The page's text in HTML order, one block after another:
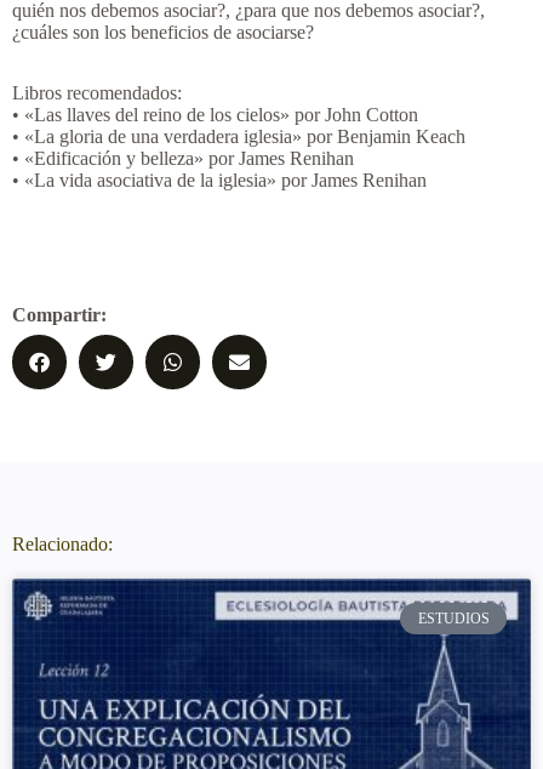
quién nos debemos asociar?, ¿para que nos debemos asociar?,
¿cuáles son los beneficios de asociarse?
Libros recomendados:
• «Las llaves del reino de los cielos» por John Cotton
• «La gloria de una verdadera iglesia» por Benjamin Keach
• «Edificación y belleza» por James Renihan
• «La vida asociativa de la iglesia» por James Renihan
Compartir:
Relacionado:
ESTUDIOS